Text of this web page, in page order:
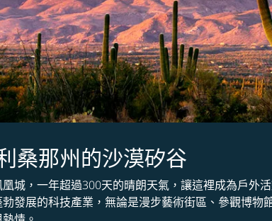
桑那州的沙漠矽谷
城，一年超過300天的晴朗天氣，讓這裡成為戶外
發展的科技產業，無論是漫步藝術街區、參觀博